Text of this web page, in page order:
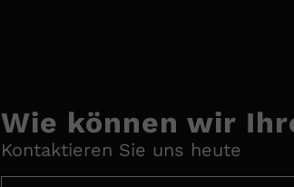
Wie können wir
Kontaktieren Sie uns heute